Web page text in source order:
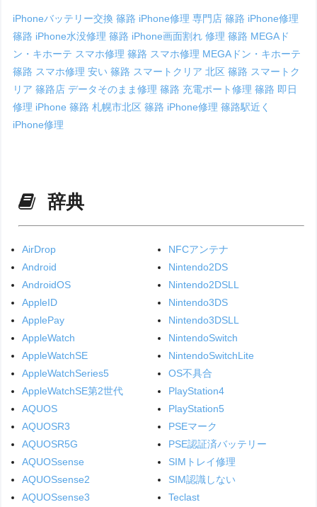
iPhoneバッテリー交換 篠路 iPhone修理 専門店 篠路 iPhone修理
篠路 iPhone水没修理 篠路 iPhone画面割れ 修理 篠路 MEGAド
ン・キホーテ スマホ修理 篠路 スマホ修理 MEGAドン・キホーテ
篠路 スマホ修理 安い 篠路 スマートクリア 北区 篠路 スマートク
リア 篠路店データそのまま修理 篠路 充電ポート修理 篠路 即日
修理 iPhone 篠路札幌市北区 篠路 iPhone修理篠路駅近く
iPhone修理
辞典
AirDrop
Android
AndroidOS
AppleID
ApplePay
AppleWatch
AppleWatchSE
AppleWatchSeries5
AppleWatchSE第2世代
AQUOS
AQUOSR3
AQUOSR5G
AQUOSsense
AQUOSsense2
AQUOSsense3
NFCアンテナ
Nintendo2DS
Nintendo2DSLL
Nintendo3DS
Nintendo3DSLL
NintendoSwitch
NintendoSwitchLite
OS不具合
PlayStation4
PlayStation5
PSEマーク
PSE認証済バッテリー
SIMトレイ修理
SIM認識しない
Teclast